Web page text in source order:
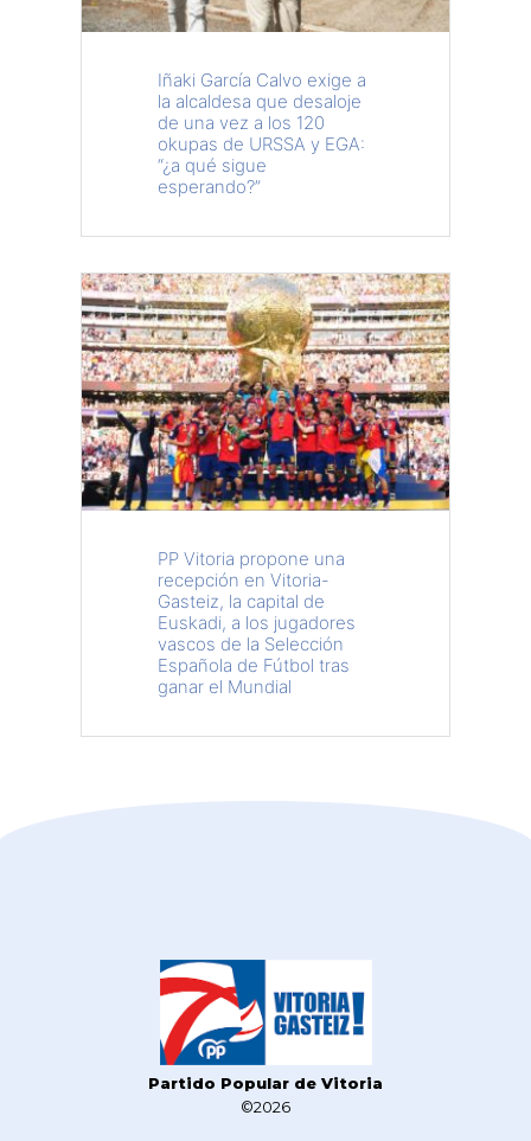
Iñaki García Calvo exige a
la alcaldesa que desaloje
de una vez a los 120
okupas de URSSA y EGA:
“¿a qué sigue
esperando?”
PP Vitoria propone una
recepción en Vitoria-
Gasteiz, la capital de
Euskadi, a los jugadores
vascos de la Selección
Española de Fútbol tras
ganar el Mundial
Partido Popular de Vitoria
©2026